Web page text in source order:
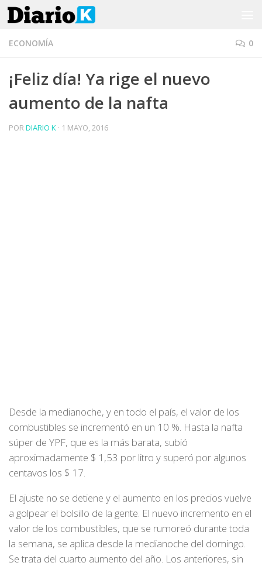
Saltar al contenido
ECONOMÍA 0
¡Feliz día! Ya rige el nuevo
aumento de la nafta
PORDIARIO K · 1 MAYO, 2016
Desde la medianoche, y en todo el país, el valor de los
combustibles se incrementó en un 10 %. Hasta la nafta
súper de YPF, que es la más barata, subió
aproximadamente $ 1,53 por litro y superó por algunos
centavos los $ 17.
El ajuste no se detiene y el aumento en los precios vuelve
a golpear el bolsillo de la gente. El nuevo incremento en el
valor de los combustibles, que se rumoreó durante toda
la semana, se aplica desde la medianoche del domingo.
Se trata del cuarto aumento del año. Los anteriores, sin